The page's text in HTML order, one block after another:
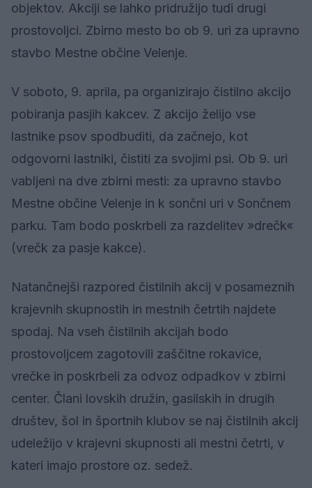
objektov. Akciji se lahko pridružijo tudi drugi
prostovoljci. Zbirno mesto bo ob 9. uri za upravno
stavbo Mestne občine Velenje.
V soboto, 9. aprila, pa organizirajo čistilno akcijo
pobiranja pasjih kakcev. Z akcijo želijo vse
lastnike psov spodbuditi, da začnejo, kot
odgovorni lastniki, čistiti za svojimi psi. Ob 9. uri
vabljeni na dve zbirni mesti: za upravno stavbo
Mestne občine Velenje in k sončni uri v Sončnem
parku. Tam bodo poskrbeli za razdelitev »drečk«
(vrečk za pasje kakce).
Natančnejši razpored čistilnih akcij v posameznih
krajevnih skupnostih in mestnih četrtih najdete
spodaj. Na vseh čistilnih akcijah bodo
prostovoljcem zagotovili zaščitne rokavice,
vrečke in poskrbeli za odvoz odpadkov v zbirni
center. Člani lovskih družin, gasilskih in drugih
društev, šol in športnih klubov se naj čistilnih akcij
udeležijo v krajevni skupnosti ali mestni četrti, v
kateri imajo prostore oz. sedež.